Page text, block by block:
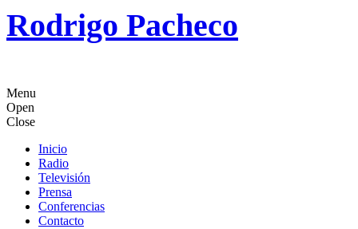
Rodrigo Pacheco
Menu
Open
Close
Inicio
Radio
Televisión
Prensa
Conferencias
Contacto